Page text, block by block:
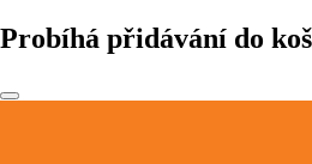
Probíhá přidávání do